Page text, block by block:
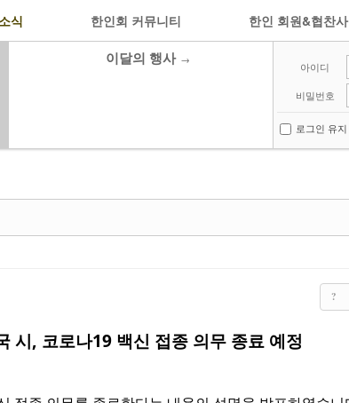
식 한인회 커뮤니티 한인 회원&협찬사
아이디
비밀번호
로그인 유지
이달의 행사 →
?
시, 코로나19 백신 접종 의무 종료 예정